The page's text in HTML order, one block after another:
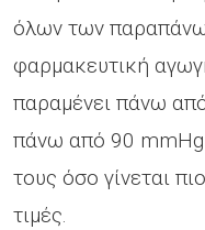
όλων των
φαρμακευτική
παραμένει πάνω
πάνω από 90 mmHg
τους όσο γίνεται
τιμές.